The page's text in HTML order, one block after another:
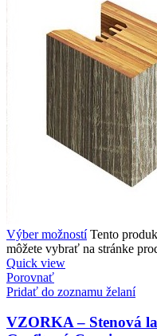
Výber možností Tento
môžete vybrať na stránke
Quick view
Porovnať
Pridať do zoznamu želaní
VZORKA – Stenová